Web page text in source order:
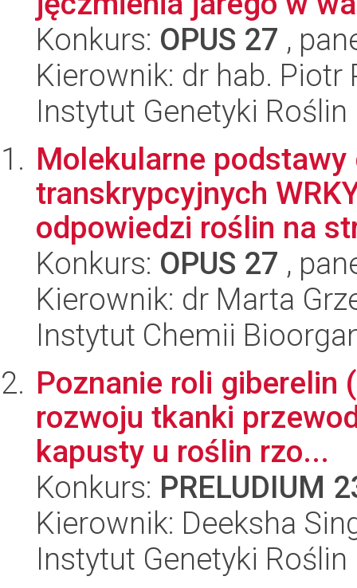
Konkurs: OPUS 27 ,
Kierownik: dr hab. Piotr
Instytut Genetyki Roślin
Molekularne podstawy
transkrypcyjnych
odpowiedzi roślin na
Konkurs: OPUS 27 ,
Kierownik: dr Marta
Instytut Chemii
Poznanie roli giberelin
rozwoju tkanki
kapusty u roślin rzo...
Konkurs: PRELUDIUM
Kierownik: Deeksha
Instytut Genetyki Roślin